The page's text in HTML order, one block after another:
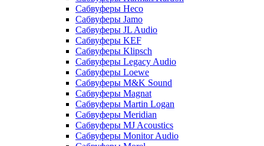
Сабвуферы Heco
Сабвуферы Jamo
Сабвуферы JL Audio
Сабвуферы KEF
Сабвуферы Klipsch
Сабвуферы Legacy Audio
Сабвуферы Loewe
Сабвуферы M&K Sound
Сабвуферы Magnat
Сабвуферы Martin Logan
Сабвуферы Meridian
Сабвуферы MJ Acoustics
Сабвуферы Monitor Audio